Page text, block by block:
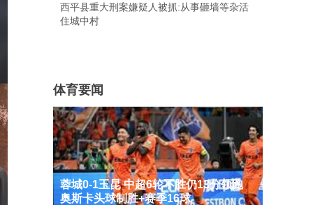
西平县重大刑案嫌疑人被抓:从事砸墙等杂活
住城中村
体育要闻
蓉城0-1玉昆 中超6轮不胜仍13分领跑
奥斯卡头球制胜+赛季16球